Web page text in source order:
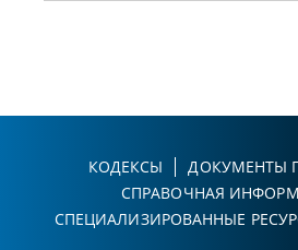
КОДЕКСЫ
ДОКУМЕНТЫ
СПРАВОЧНАЯ
СПЕЦИАЛИЗИРОВАННЫЕ